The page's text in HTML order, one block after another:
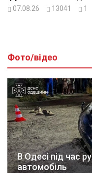
07.08.26 13041 1
Фото/відео
В Одесі під час
автомобіль